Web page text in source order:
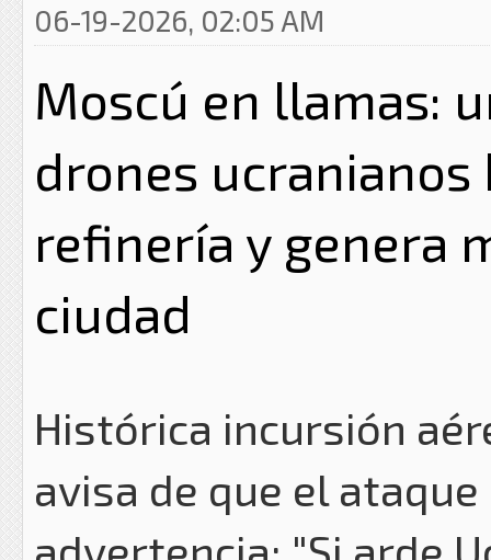
06-19-2026, 02:05 AM
Moscú en llamas:
drones
refinería y genera
ciudad
Histórica incursión
avisa de que el